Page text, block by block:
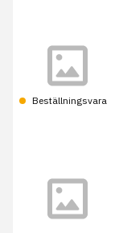
Beställningsvara